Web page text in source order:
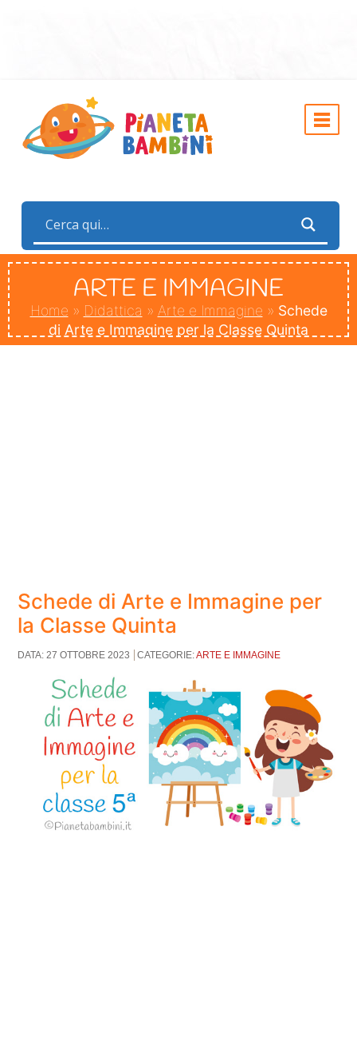
ARTE E IMMAGINE
Home » Didattica » Arte e Immagine » Schede
di Arte e Immagine per la Classe Quinta
Schede di Arte e Immagine per
la Classe Quinta
DATA: 27 OTTOBRE 2023 CATEGORIE:ARTE E IMMAGINE